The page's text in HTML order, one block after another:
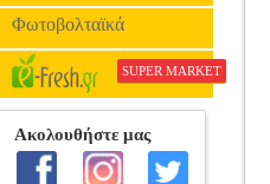
Φωτοβολταϊκά
SUPER MARKET